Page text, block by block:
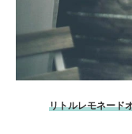
リトルレモネード